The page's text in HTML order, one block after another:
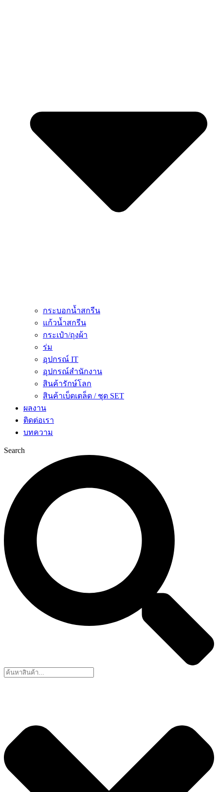
กระบอกน้ำสกรีน
แก้วน้ำสกรีน
กระเป๋า/ถุงผ้า
ร่ม
อุปกรณ์ IT
อุปกรณ์สำนักงาน
สินค้ารักษ์โลก
สินค้าเบ็ดเตล็ด / ชุด SET
ผลงาน
ติดต่อเรา
บทความ
Search